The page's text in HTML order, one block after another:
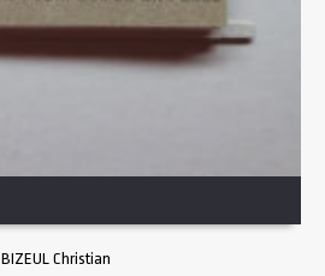
BIZEUL Christian